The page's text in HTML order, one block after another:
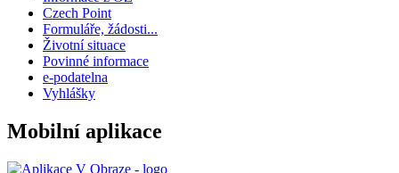
Czech Point
Formuláře, žádosti...
Životní situace
Povinné informace
e-podatelna
Vyhlášky
Mobilní aplikace